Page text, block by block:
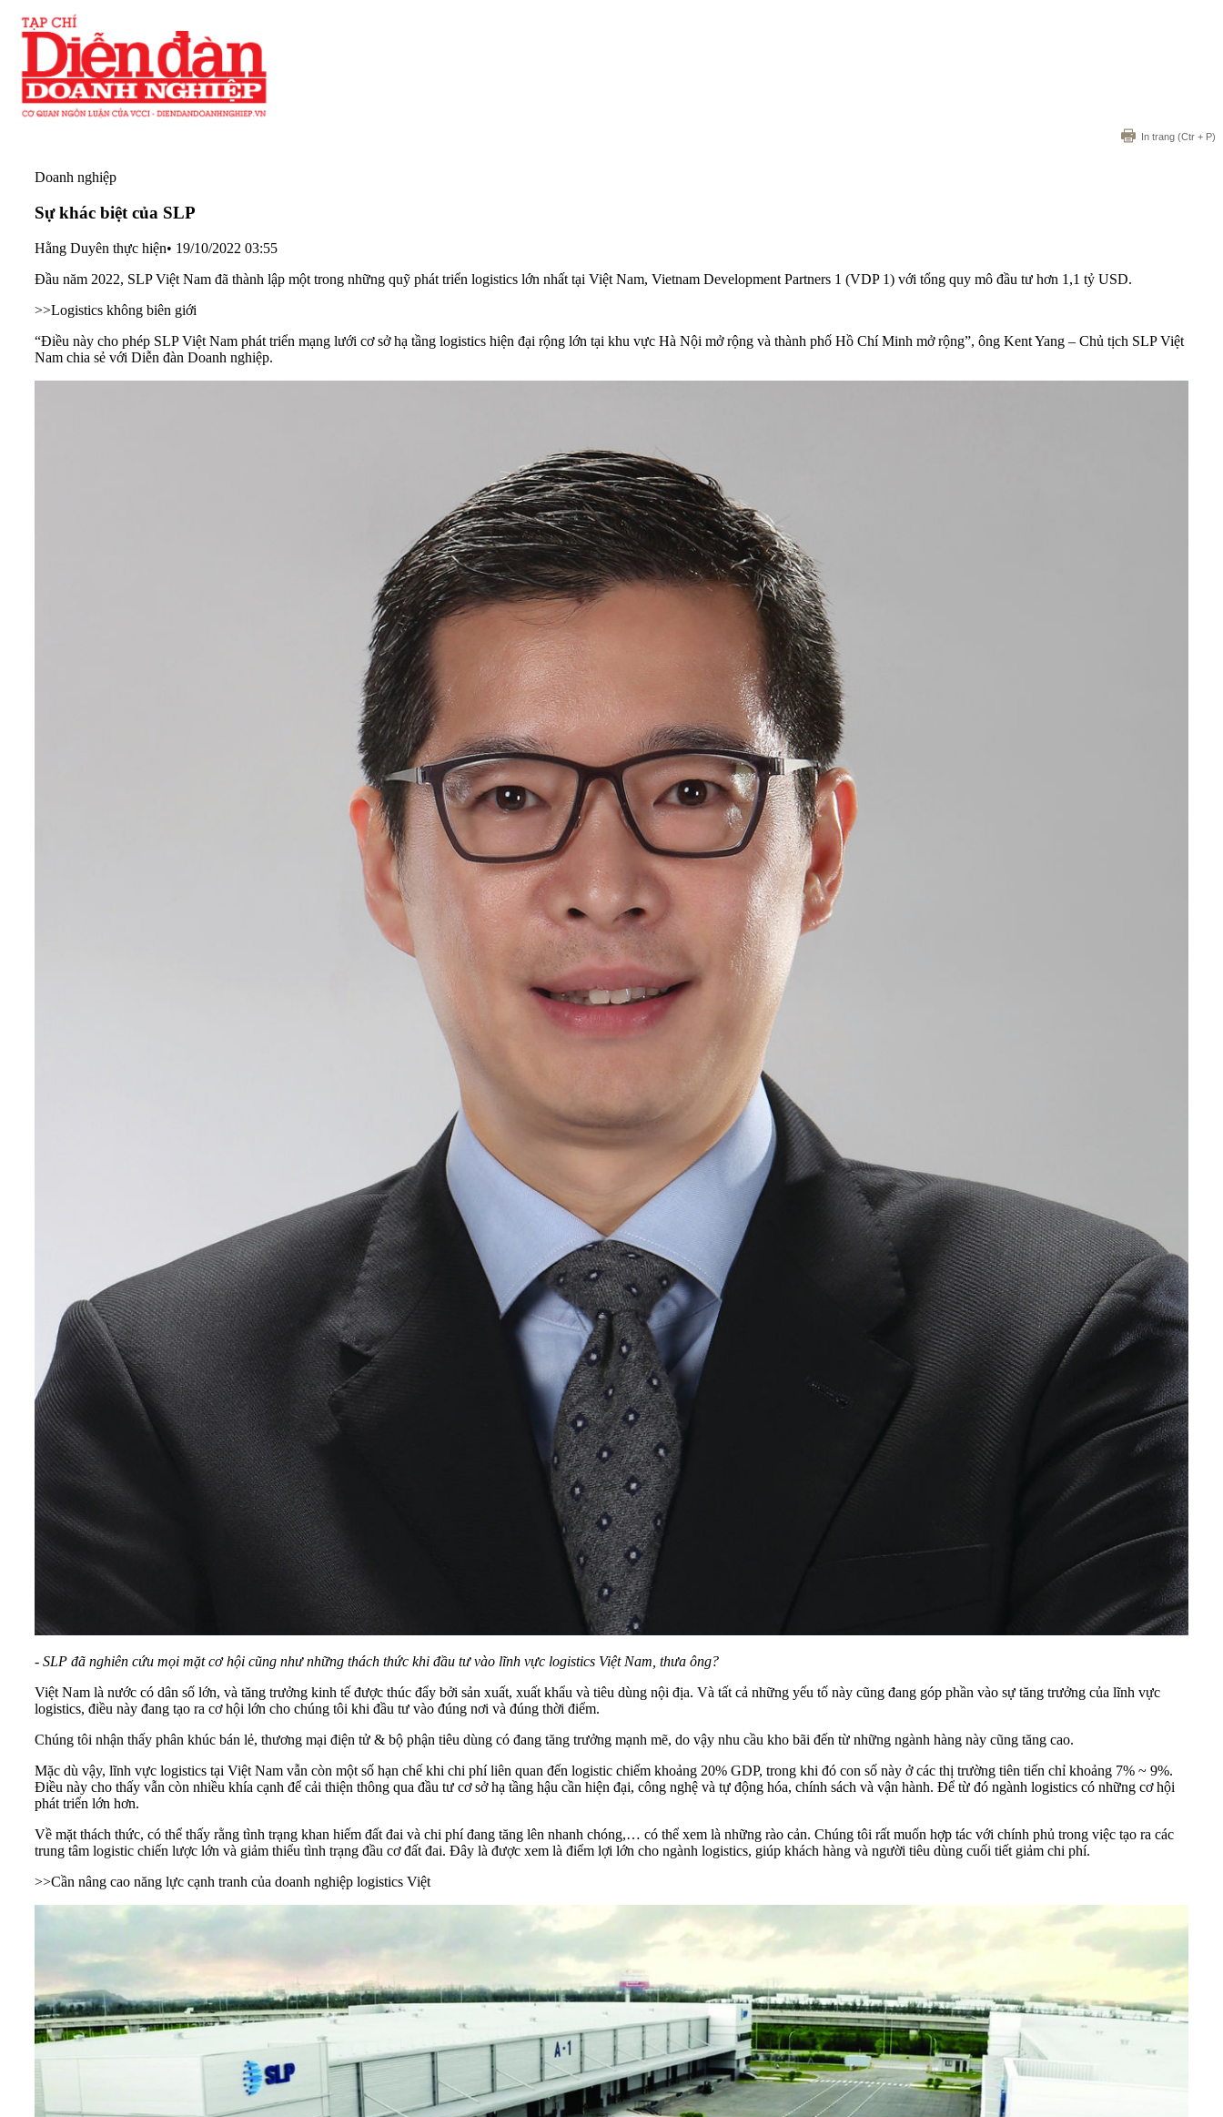
In trang (Ctr + P)
Doanh nghiệp
Sự khác biệt của SLP
Hằng Duyên thực hiện• 19/10/2022 03:55
Đầu năm 2022, SLP Việt Nam đã thành lập một trong những quỹ phát triển logistics lớn nhất tại Việt Nam, Vietnam Development Partners 1 (VDP 1) với tổng quy mô đầu tư hơn 1,1 tỷ USD.
>>Logistics không biên giới
“Điều này cho phép SLP Việt Nam phát triển mạng lưới cơ sở hạ tầng logistics hiện đại rộng lớn tại khu vực Hà Nội mở rộng và thành phố Hồ Chí Minh mở rộng”, ông Kent Yang – Chủ tịch SLP Việt
Nam chia sẻ với Diễn đàn Doanh nghiệp.
- SLP đã nghiên cứu mọi mặt cơ hội cũng như những thách thức khi đầu tư vào lĩnh vực logistics Việt Nam, thưa ông?
Việt Nam là nước có dân số lớn, và tăng trưởng kinh tế được thúc đẩy bởi sản xuất, xuất khẩu và tiêu dùng nội địa. Và tất cả những yếu tố này cũng đang góp phần vào sự tăng trưởng của lĩnh vực
logistics, điều này đang tạo ra cơ hội lớn cho chúng tôi khi đầu tư vào đúng nơi và đúng thời điểm.
Chúng tôi nhận thấy phân khúc bán lẻ, thương mại điện tử & bộ phận tiêu dùng có đang tăng trưởng mạnh mẽ, do vậy nhu cầu kho bãi đến từ những ngành hàng này cũng tăng cao.
Mặc dù vậy, lĩnh vực logistics tại Việt Nam vẫn còn một số hạn chế khi chi phí liên quan đến logistic chiếm khoảng 20% GDP, trong khi đó con số này ở các thị trường tiên tiến chỉ khoảng 7% ~ 9%.
Điều này cho thấy vẫn còn nhiều khía cạnh để cải thiện thông qua đầu tư cơ sở hạ tầng hậu cần hiện đại, công nghệ và tự động hóa, chính sách và vận hành. Để từ đó ngành logistics có những cơ hội
phát triển lớn hơn.
Về mặt thách thức, có thể thấy rằng tình trạng khan hiếm đất đai và chi phí đang tăng lên nhanh chóng,… có thể xem là những rào cản. Chúng tôi rất muốn hợp tác với chính phủ trong việc tạo ra các
trung tâm logistic chiến lược lớn và giảm thiểu tình trạng đầu cơ đất đai. Đây là được xem là điểm lợi lớn cho ngành logistics, giúp khách hàng và người tiêu dùng cuối tiết giảm chi phí.
>>Cần nâng cao năng lực cạnh tranh của doanh nghiệp logistics Việt